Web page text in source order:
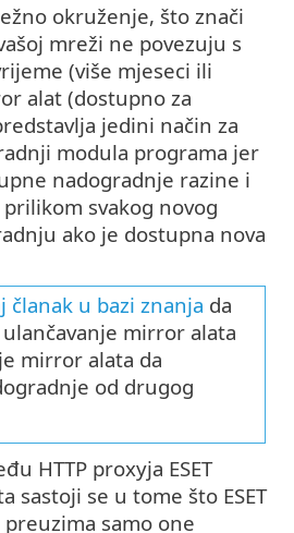
okruženje, što znači
mreži ne povezuju s
(više mjeseci ili
alat (dostupno za
jedini način za
modula programa jer
nadogradnje razine i
svakog novog
ako je dostupna nova
članak u bazi znanja da
mirror alata
mirror alata da
od drugog
HTTP proxyja ESET
sastoji se u tome što ESET
samo one